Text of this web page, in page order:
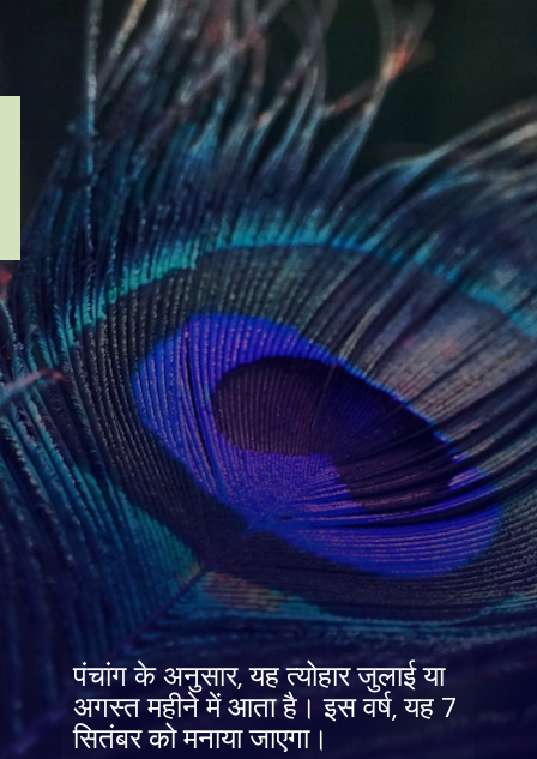
पंचांग के अनुसार, यह त्योहार जुलाई या
अगस्त महीने में आता है। इस वर्ष, यह 7
सितंबर को मनाया जाएगा।